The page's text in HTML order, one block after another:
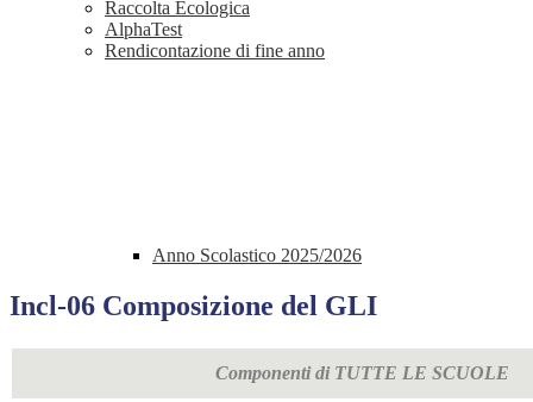
Raccolta Ecologica
AlphaTest
Rendicontazione di fine anno
Anno Scolastico 2025/2026
Incl-06 Composizione del GLI
Componenti di TUTTE LE SCUOLE